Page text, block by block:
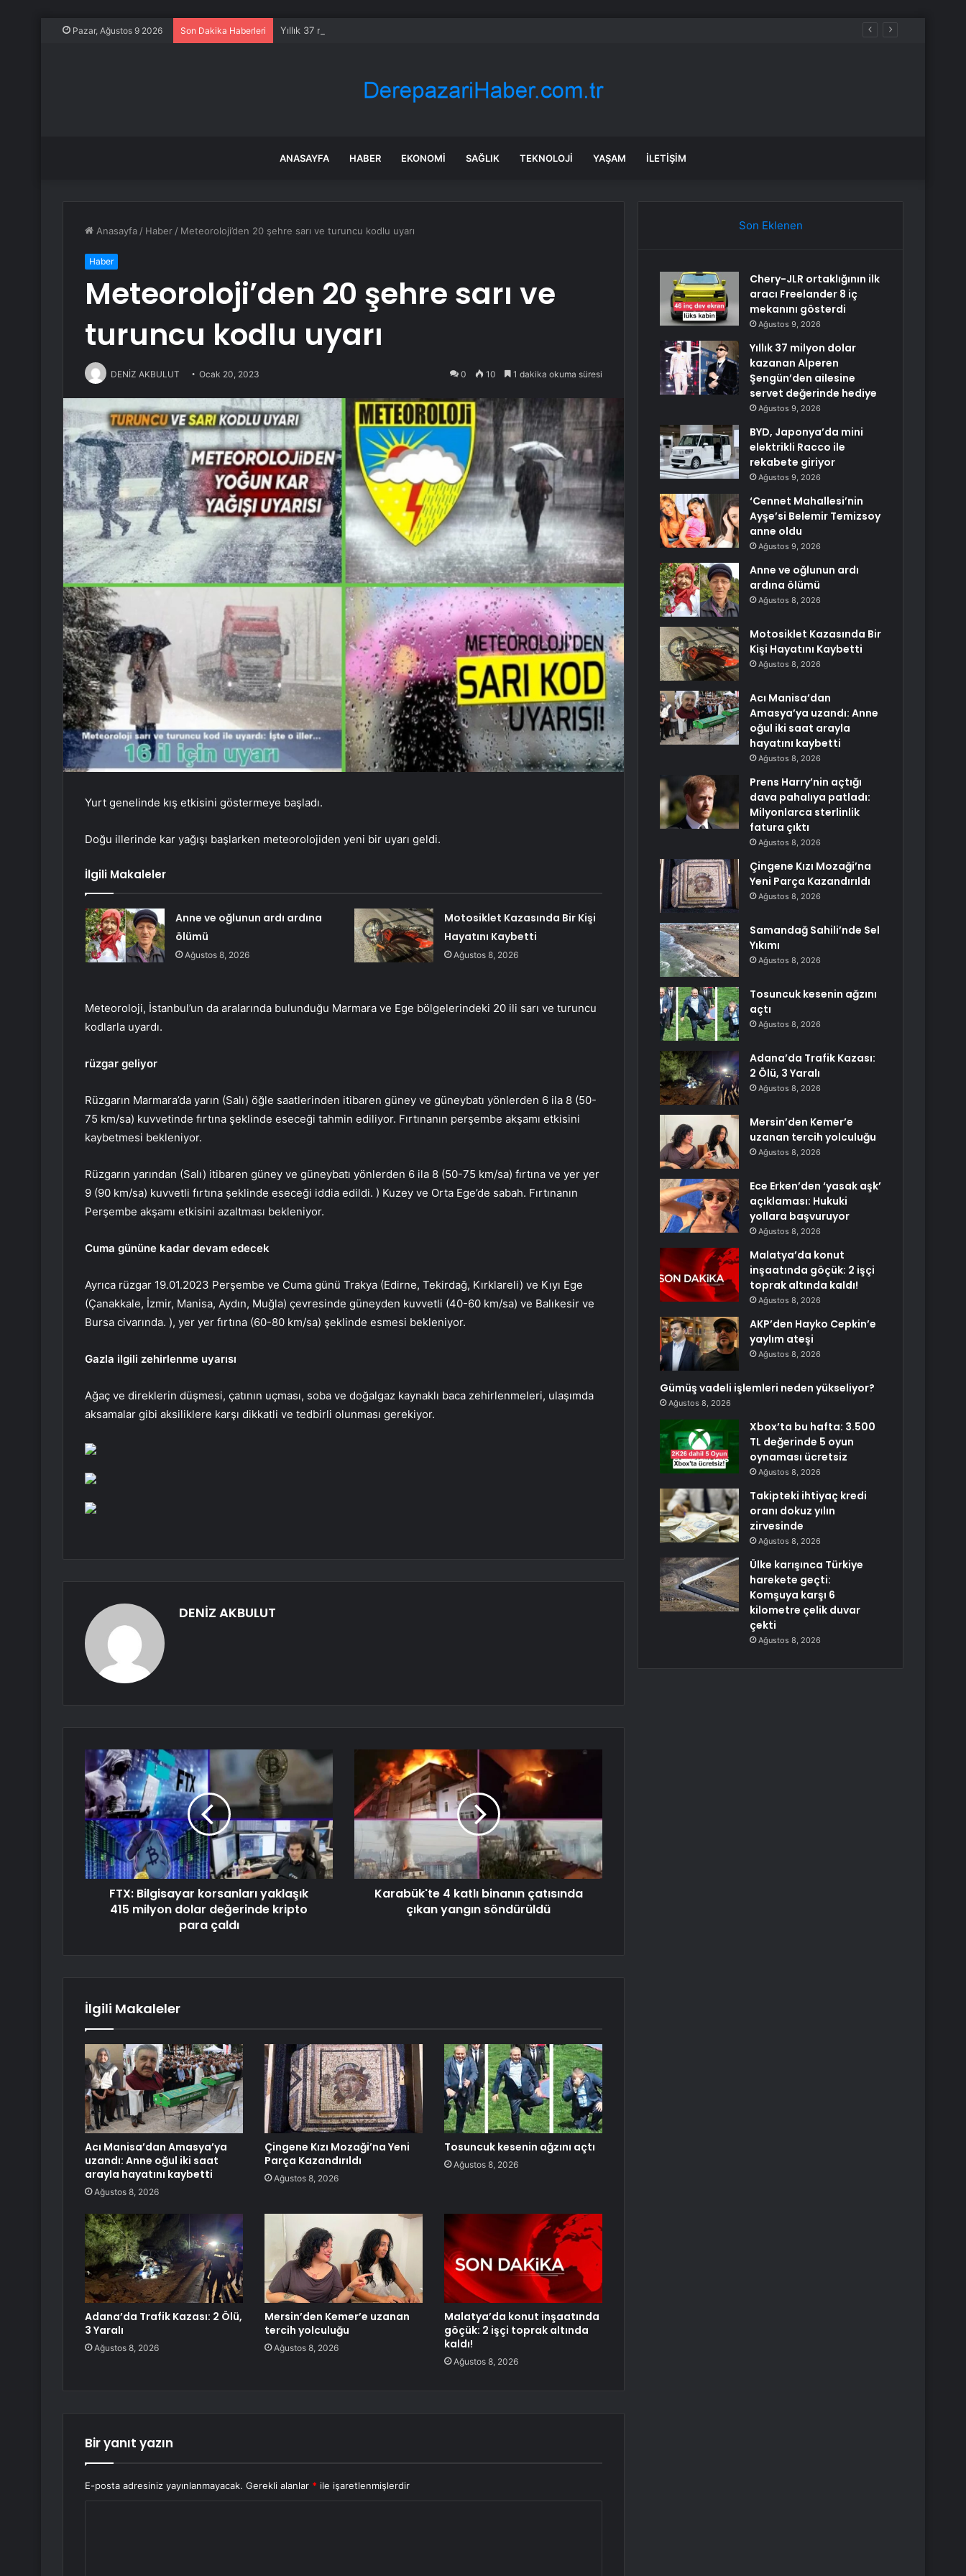
Pazar, Ağustos 9 2026 Son Dakika Haberleri Yıllık 37 milyon dolar kazanan Alperen Şengün’den ailesine servet değerinde hediye
ANASAYFA HABER EKONOMI SAĞLIK TEKNOLOJI YAŞAM İLETIŞIM
Anasayfa / Haber / Meteoroloji’den 20 şehre sarı ve turuncu kodlu uyarı
Haber
Meteoroloji’den 20 şehre sarı ve
turuncu kodlu uyarı
DENİZ AKBULUT Ocak 20, 2023 0 10 1 dakika okuma süresi
Yurt genelinde kış etkisini göstermeye başladı.
Doğu illerinde kar yağışı başlarken meteorolojiden yeni bir uyarı geldi.
İlgili Makaleler
Anne ve oğlunun ardı ardına
ölümü
Ağustos 8, 2026
Motosiklet Kazasında Bir Kişi
Hayatını Kaybetti
Ağustos 8, 2026
Meteoroloji, İstanbul’un da aralarında bulunduğu Marmara ve Ege bölgelerindeki 20 ili sarı ve turuncu
kodlarla uyardı.
rüzgar geliyor
Rüzgarın Marmara’da yarın (Salı) öğle saatlerinden itibaren güney ve güneybatı yönlerden 6 ila 8 (50-
75 km/sa) kuvvetinde fırtına şeklinde eseceği tahmin ediliyor. Fırtınanın perşembe akşamı etkisini
kaybetmesi bekleniyor.
Rüzgarın yarından (Salı) itibaren güney ve güneybatı yönlerden 6 ila 8 (50-75 km/sa) fırtına ve yer yer
9 (90 km/sa) kuvvetli fırtına şeklinde eseceği iddia edildi. ) Kuzey ve Orta Ege’de sabah. Fırtınanın
Perşembe akşamı etkisini azaltması bekleniyor.
Cuma gününe kadar devam edecek
Ayrıca rüzgar 19.01.2023 Perşembe ve Cuma günü Trakya (Edirne, Tekirdağ, Kırklareli) ve Kıyı Ege
(Çanakkale, İzmir, Manisa, Aydın, Muğla) çevresinde güneyden kuvvetli (40-60 km/sa) ve Balıkesir ve
Bursa civarında. ), yer yer fırtına (60-80 km/sa) şeklinde esmesi bekleniyor.
Gazla ilgili zehirlenme uyarısı
Ağaç ve direklerin düşmesi, çatının uçması, soba ve doğalgaz kaynaklı baca zehirlenmeleri, ulaşımda
aksamalar gibi aksiliklere karşı dikkatli ve tedbirli olunması gerekiyor.
DENİZ AKBULUT
FTX: Bilgisayar korsanları yaklaşık
415 milyon dolar değerinde kripto
para çaldı
Karabük'te 4 katlı binanın çatısında
çıkan yangın söndürüldü
İlgili Makaleler
Acı Manisa’dan Amasya’ya
uzandı: Anne oğul iki saat
arayla hayatını kaybetti
Ağustos 8, 2026
Çingene Kızı Mozaği’na Yeni
Parça Kazandırıldı
Ağustos 8, 2026
Tosuncuk kesenin ağzını açtı
Ağustos 8, 2026
Adana’da Trafik Kazası: 2 Ölü,
3 Yaralı
Ağustos 8, 2026
Mersin’den Kemer’e uzanan
tercih yolculuğu
Ağustos 8, 2026
Malatya’da konut inşaatında
göçük: 2 işçi toprak altında
kaldı!
Ağustos 8, 2026
Bir yanıt yazın
E-posta adresiniz yayınlanmayacak. Gerekli alanlar * ile işaretlenmişlerdir
Son Eklenen
Chery-JLR ortaklığının ilk
aracı Freelander 8 iç
mekanını gösterdi
Ağustos 9, 2026
Yıllık 37 milyon dolar
kazanan Alperen
Şengün’den ailesine
servet değerinde hediye
Ağustos 9, 2026
BYD, Japonya’da mini
elektrikli Racco ile
rekabete giriyor
Ağustos 9, 2026
‘Cennet Mahallesi’nin
Ayşe’si Belemir Temizsoy
anne oldu
Ağustos 9, 2026
Anne ve oğlunun ardı
ardına ölümü
Ağustos 8, 2026
Motosiklet Kazasında Bir
Kişi Hayatını Kaybetti
Ağustos 8, 2026
Acı Manisa’dan
Amasya’ya uzandı: Anne
oğul iki saat arayla
hayatını kaybetti
Ağustos 8, 2026
Prens Harry’nin açtığı
dava pahalıya patladı:
Milyonlarca sterlinlik
fatura çıktı
Ağustos 8, 2026
Çingene Kızı Mozaği’na
Yeni Parça Kazandırıldı
Ağustos 8, 2026
Samandağ Sahili’nde Sel
Yıkımı
Ağustos 8, 2026
Tosuncuk kesenin ağzını
açtı
Ağustos 8, 2026
Adana’da Trafik Kazası:
2 Ölü, 3 Yaralı
Ağustos 8, 2026
Mersin’den Kemer’e
uzanan tercih yolculuğu
Ağustos 8, 2026
Ece Erken’den ‘yasak aşk’
açıklaması: Hukuki
yollara başvuruyor
Ağustos 8, 2026
Malatya’da konut
inşaatında göçük: 2 işçi
toprak altında kaldı!
Ağustos 8, 2026
AKP’den Hayko Cepkin’e
yaylım ateşi
Ağustos 8, 2026
Gümüş vadeli işlemleri neden yükseliyor?
Ağustos 8, 2026
Xbox’ta bu hafta: 3.500
TL değerinde 5 oyun
oynaması ücretsiz
Ağustos 8, 2026
Takipteki ihtiyaç kredi
oranı dokuz yılın
zirvesinde
Ağustos 8, 2026
Ülke karışınca Türkiye
harekete geçti:
Komşuya karşı 6
kilometre çelik duvar
çekti
Ağustos 8, 2026